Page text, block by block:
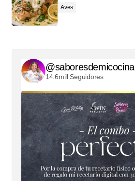
Aves
@saboresdemicocina
14.6mill Seguidores